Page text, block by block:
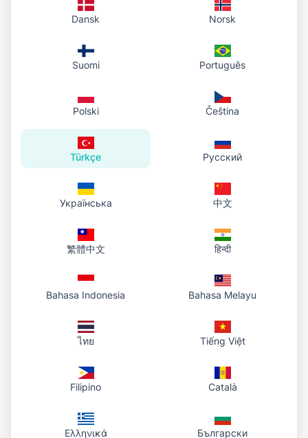
Tutarlı görüntü kalitesini koruma
Geliştiriciler İçin
yararlanır:
Sunucu yükünü azaltma
Görüntü yönetimini basitleştirme
Dinamik görüntü yüklemesini etkinleştirme
E-ticaret siteleri görüntü URL'lerini şunlar için
Ürün görüntülerini verimli bir şekilde
gösterme
Büyük görüntü kataloglarını yönetme
Mobil cihazlar için optimize etme
Dansk Norsk
Suomi Português
Polski Čeština
Türkçe Русский
Українська 中文
繁體中文 हिन्दी
Bahasa Indonesia Bahasa Melayu
ไทย Tiếng Việt
Filipino Català
Ελληνικά Български